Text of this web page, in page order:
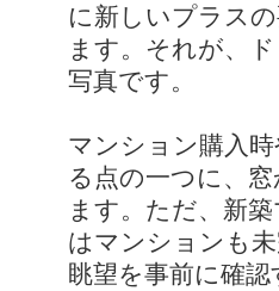
に新しいプラス
ます。それが、
写真です。
マンション購入
る点の一つに、
ます。ただ、新
はマンションも未
眺望を事前に確